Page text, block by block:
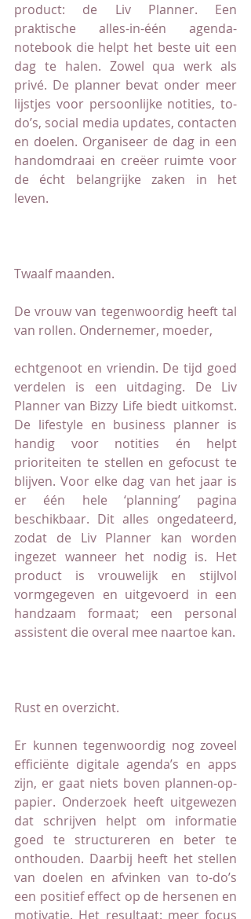
product: de Liv Planner. Een
praktische alles-in-één agenda-
notebook die helpt het beste uit een
dag te halen. Zowel qua werk als
privé. De planner bevat onder meer
lijstjes voor persoonlijke notities, to-
do’s, social media updates, contacten
en doelen. Organiseer de dag in een
handomdraai en creëer ruimte voor
de écht belangrijke zaken in het
leven.
Twaalf maanden.
De vrouw van tegenwoordig heeft tal
van rollen. Ondernemer, moeder,
echtgenoot en vriendin. De tijd goed
verdelen is een uitdaging. De Liv
Planner van Bizzy Life biedt uitkomst.
De lifestyle en business planner is
handig voor notities én helpt
prioriteiten te stellen en gefocust te
blijven. Voor elke dag van het jaar is
er één hele ‘planning’ pagina
beschikbaar. Dit alles ongedateerd,
zodat de Liv Planner kan worden
ingezet wanneer het nodig is. Het
product is vrouwelijk en stijlvol
vormgegeven en uitgevoerd in een
handzaam formaat; een personal
assistent die overal mee naartoe kan.
Rust en overzicht.
Er kunnen tegenwoordig nog zoveel
efficiënte digitale agenda’s en apps
zijn, er gaat niets boven plannen-op-
papier. Onderzoek heeft uitgewezen
dat schrijven helpt om informatie
goed te structureren en beter te
onthouden. Daarbij heeft het stellen
van doelen en afvinken van to-do’s
een positief effect op de hersenen en
motivatie. Het resultaat: meer focus